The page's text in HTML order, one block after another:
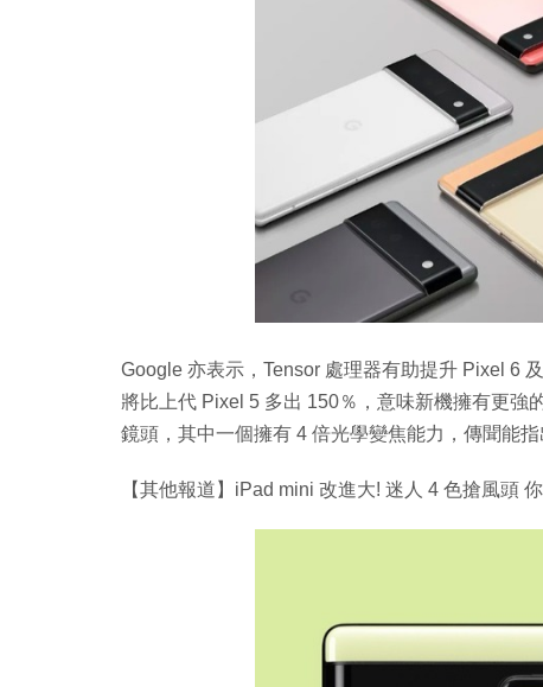
Google 亦表示，Tensor 處理器有助提升 Pixel 6
將比上代 Pixel 5 多出 150％，意味新機擁有更強
鏡頭，其中一個擁有 4 倍光學變焦能力，傳聞能
【其他報道】iPad mini 改進大! 迷人 4 色搶風頭